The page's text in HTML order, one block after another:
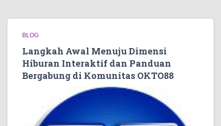
BLOG
Langkah Awal Menuju Dimensi
Hiburan Interaktif dan Panduan
Bergabung di Komunitas OKTO88